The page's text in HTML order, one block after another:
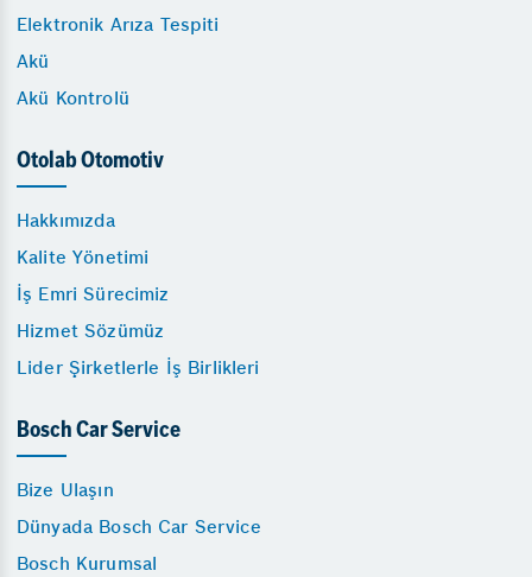
Elektronik Arıza Tespiti
Akü
Akü Kontrolü
Otolab Otomotiv
Hakkımızda
Kalite Yönetimi
İş Emri Sürecimiz
Hizmet Sözümüz
Lider Şirketlerle İş Birlikleri
Bosch Car Service
Bize Ulaşın
Dünyada Bosch Car Service
Bosch Kurumsal